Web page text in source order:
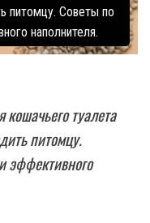
питомцу. Советы по
наполнителя.
туалета
питомцу.
эффективного